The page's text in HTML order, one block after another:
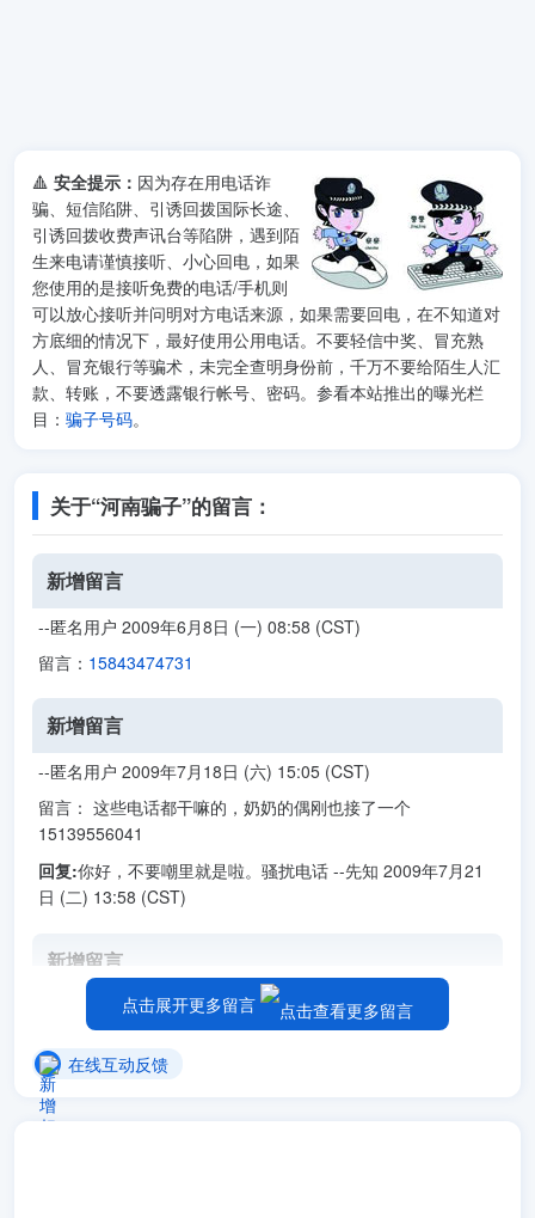
🔺 安全提示： 因为存在用电话诈
骗、短信陷阱、引诱回拨国际长途、
引诱回拨收费声讯台等陷阱，遇到陌
生来电请谨慎接听、小心回电，如果
您使用的是接听免费的电话/手机则
可以放心接听并问明对方电话来源，如果需要回电，在不知道对
方底细的情况下，最好使用公用电话。不要轻信中奖、冒充熟
人、冒充银行等骗术，未完全查明身份前，千万不要给陌生人汇
款、转账，不要透露银行帐号、密码。参看本站推出的曝光栏
目： 骗子号码。
关于“河南骗子”的留言：
新增留言
--匿名用户 2009年6月8日 (一) 08:58 (CST)
留言： 15843474731
新增留言
--匿名用户 2009年7月18日 (六) 15:05 (CST)
留言： 这些电话都干嘛的，奶奶的偶刚也接了一个
15139556041
回复:你好，不要嘲里就是啦。骚扰电话 --先知 2009年7月21
日 (二) 13:58 (CST)
新增留言
--匿名用户 2009年7月30日 (五) 17:35 (CST)
15038274947,看下是不是那种电话?
回复:
点击展开更多留言
在线互动反馈